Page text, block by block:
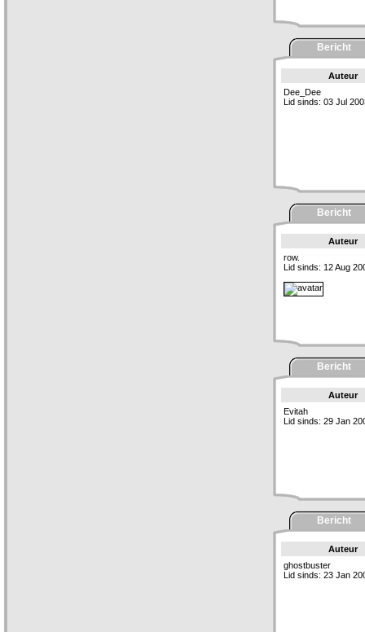
Bericht
Auteur
Dee_Dee
Lid sinds: 03 Jul
Bericht
Auteur
row.
Lid sinds: 12 Aug
Bericht
Auteur
Evitah
Lid sinds: 29 Jan
Bericht
Auteur
ghostbuster
Lid sinds: 23 Jan